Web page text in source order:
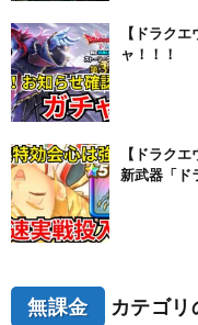
【ドラク
ャ！！！
【ドラク
新武器「ド
無課金 カテゴ